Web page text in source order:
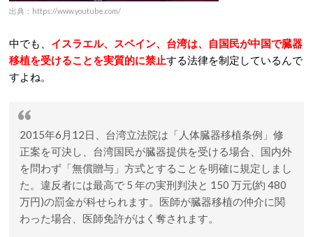
出典：https://www.youtube.com/
中でも、 イスラエル、スペイン、台湾は、自国民が中国で臓器
移植を受けることを実質的に禁止する法律を制定しているんで
すよね。
2015年6月12日、台湾立法院は「人体臓器移植条例」修
正案を可決し、台湾国民が臓器提供を受ける場合、国内外
を問わず「無償贈与」方式とすることを明確に規定しまし
た。違反者には最高で 5 年の実刑判決と 150 万元(約 480
万円)の罰金が科せられます。医師が臓器移植の仲介に関
わった場合、医師免許がはく奪されます。